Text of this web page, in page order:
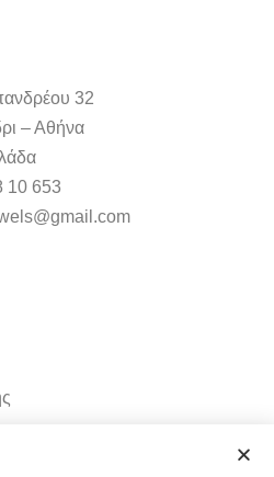
32
– Αθήνα
10 653